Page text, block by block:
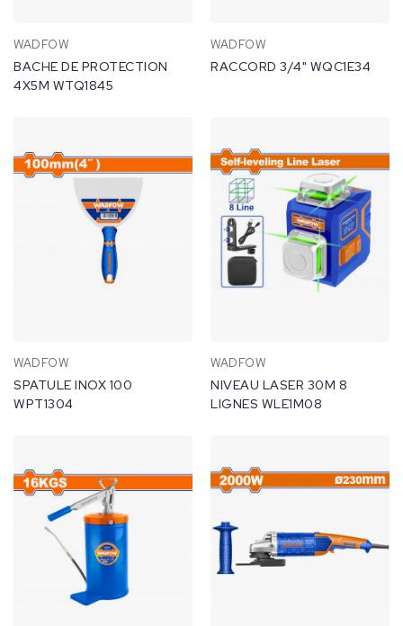
WADFOW
BACHE DE PROTECTION
4X5M WTQ1845
WADFOW
RACCORD 3/4" WQC1E34
WADFOW
SPATULE INOX 100
WPT1304
WADFOW
NIVEAU LASER 30M 8
LIGNES WLE1M08